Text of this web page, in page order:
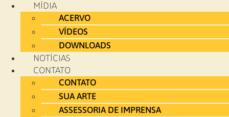
MÍDIA
ACERVO
VÍDEOS
DOWNLOADS
NOTÍCIAS
CONTATO
CONTATO
SUA ARTE
ASSESSORIA DE IMPRENSA